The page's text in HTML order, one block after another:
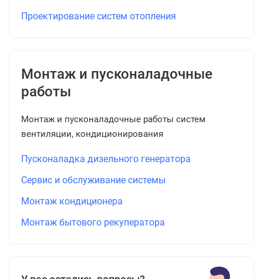
Проектирование систем отопления
Монтаж и пусконаладочные
работы
Монтаж и пусконаладочные работы систем
вентиляции, кондиционирования
Пусконаладка дизельного генератора
Сервис и обслуживание системы
Монтаж кондиционера
Монтаж бытового рекуператора